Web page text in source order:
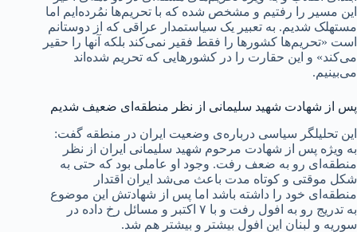
این مسیر را رفتیم و مشخص شده که با تحریم‌ها نمُرده‌ایم اما
مستهلک شدیم. به تعبیر یک سیاستمدار عراقی که از دوستانم
است «تحریم‌ها کشورها را فقط فقیر نمی‌کند بلکه آنها را حقیر
می‌کند» و این حقارت را در کشورهایی که تحریم‌ شده‌اند
می‌بینیم.
پس از شهادت شهید سلیمانی از نظر منطقه‌ای ضعیف شدیم
این تحلیلگر سیاسی درباره‌ی وضعیت ایران در منطقه گفت:
به ویژه پس از شهادت مرحوم شهید سلیمانی ایران از نظر
منطقه‌ای رو به ضعف رفت. وجود او عاملی بود که حتی به
شکل موقتی و کوتاه مدت باعث می‌شد ایران اقتدار
منطقه‌ای خود را داشته باشد اما پس از شهادتش این موضوع
به تدریج رو به افول رفت و با ۷ اکتبر و مسائل رخ داده در
سوریه و لبنان این افول بیشتر و بیشتر هم شد.